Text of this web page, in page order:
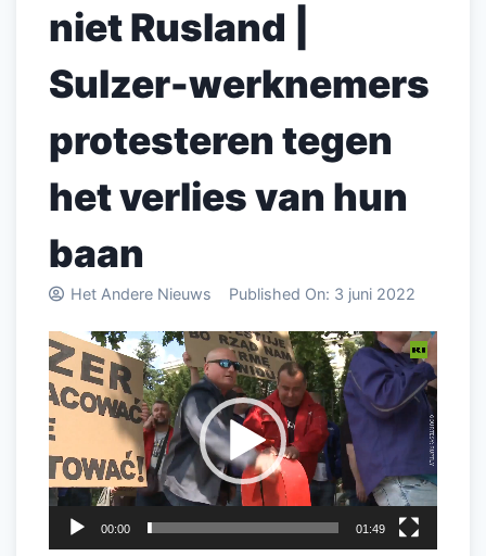
niet Rusland |
Sulzer-werknemers
protesteren tegen
het verlies van hun
baan
Het Andere Nieuws Published On: 3 juni 2022
Videospeler
00:00 01:49